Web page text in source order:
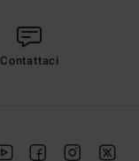
Contattaci